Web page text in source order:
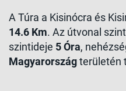
A Túra a Kisinócra és
14.6 Km. Az útvonal
szintideje 5 Óra,
Magyarországterületén